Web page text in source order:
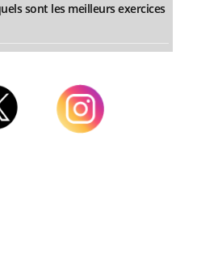
sont les meilleurs exercices